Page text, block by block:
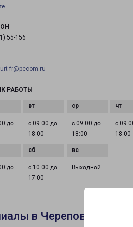
55-156
fr@pecom.ru
РАБОТЫ
до
с 09:00 до
18:00
с 09:00 до
18:00
с
18:00
до
с 10:00 до
17:00
Выходной
в Череповце